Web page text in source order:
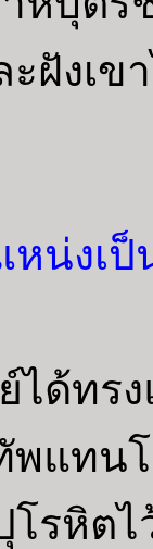
ฝังเข
แหน่ง
รงแ
พแท
โรหิต